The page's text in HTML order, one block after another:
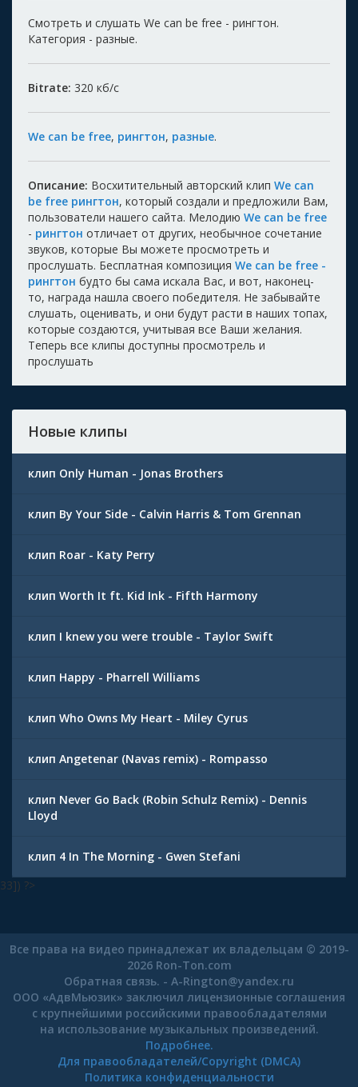
Смотреть и слушать We can be free - рингтон.
Категория - разные.
Bitrate: 320 кб/с
We can be free, рингтон, разные.
Описание: Восхитительный авторский клип We can
be free рингтон, который создали и предложили Вам,
пользователи нашего сайта. Мелодию We can be free
- рингтон отличает от других, необычное сочетание
звуков, которые Вы можете просмотреть и
прослушать. Бесплатная композиция We can be free -
рингтон будто бы сама искала Вас, и вот, наконец-
то, награда нашла своего победителя. Не забывайте
слушать, оценивать, и они будут расти в наших топах,
которые создаются, учитывая все Ваши желания.
Теперь все клипы доступны просмотрель и
прослушать
Новые клипы
клип Only Human - Jonas Brothers
клип By Your Side - Calvin Harris & Tom Grennan
клип Roar - Katy Perry
клип Worth It ft. Kid Ink - Fifth Harmony
клип I knew you were trouble - Taylor Swift
клип Happy - Pharrell Williams
клип Who Owns My Heart - Miley Cyrus
клип Angetenar (Navas remix) - Rompasso
клип Never Go Back (Robin Schulz Remix) - Dennis
Lloyd
клип 4 In The Morning - Gwen Stefani
33]) ?>
Все права на видео принадлежат их владельцам © 2019-
2026 Ron-Ton.com
Обратная связь. - A-Rington@yandex.ru
ООО «АдвМьюзик» заключил лицензионные соглашения
с крупнейшими российскими правообладателями
на использование музыкальных произведений.
Подробнее.
Для правообладателей/Copyright (DMCA)
Политика конфиденциальности